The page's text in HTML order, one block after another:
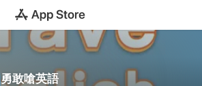
勇敢嗆英語